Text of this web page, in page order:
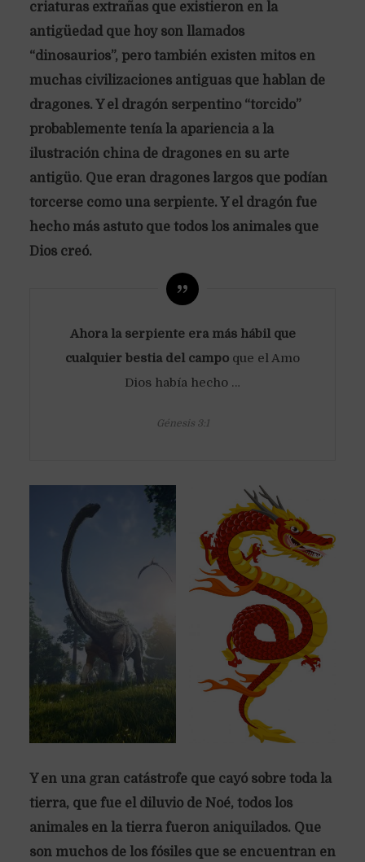
criaturas extrañas que existieron en la
antigüedad que hoy son llamados
“dinosaurios”, pero también existen mitos en
muchas civilizaciones antiguas que hablan de
dragones. Y el dragón serpentino “torcido”
probablemente tenía la apariencia a la
ilustración china de dragones en su arte
antigüo. Que eran dragones largos que podían
torcerse como una serpiente. Y el dragón fue
hecho más astuto que todos los animales que
Dios creó.
Ahora la serpiente era más hábil que
cualquier bestia del campo que el Amo
Dios había hecho …
Génesis 3:1
Y en una gran catástrofe que cayó sobre toda la
tierra, que fue el diluvio de Noé, todos los
animales en la tierra fueron aniquilados. Que
son muchos de los fósiles que se encuentran en